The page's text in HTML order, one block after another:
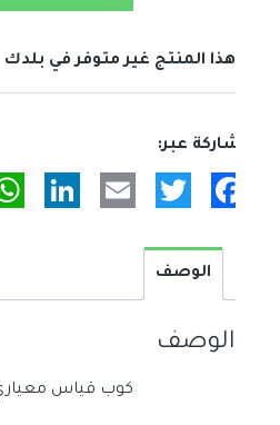
معياري
هذا المنتج غير متوفر في بلدك
Facebook
Twitter
الوصف
الوصف
كوب قياس معياري